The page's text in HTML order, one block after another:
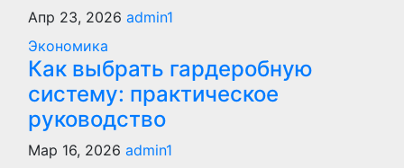
Апр 23, 2026 admin1
Экономика
Как выбрать гардеробную
систему: практическое
руководство
Мар 16, 2026 admin1